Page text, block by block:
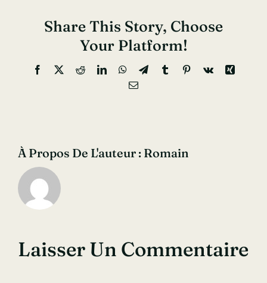
Share This Story, Choose
Your Platform!
Facebook
X RedditLinkedInWhatsApp
TelegramTumblrPinterest
Vk
Xing
Email
À Propos De L'auteur : Romain
Laisser Un Commentaire